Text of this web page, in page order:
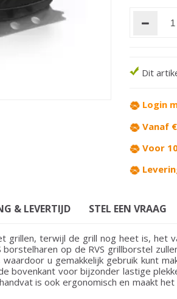
Dit
Login
Vanaf
Voor
& LEVERTIJD STEL EEN VRAAG
grillen, terwijl de grill nog heet is,
op de RVS grillborstel
u gemakkelijk gebruik kunt
bovenkant voor bijzonder lastige
is ook ergonomisch en maakt